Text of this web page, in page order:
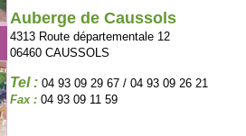
Auberge de Caussols
4313 Route départementale 12
06460 CAUSSOLS
Tel : 04 93 09 29 67 / 04 93 09 26 21
Fax : 04 93 09 11 59